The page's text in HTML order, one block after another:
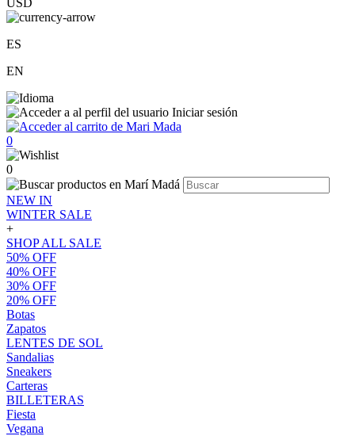
USD
ES
EN
Iniciar sesión
0
0
NEW IN
WINTER SALE
+
SHOP ALL SALE
50% OFF
40% OFF
30% OFF
20% OFF
Botas
Zapatos
LENTES DE SOL
Sandalias
Sneakers
Carteras
BILLETERAS
Fiesta
Vegana